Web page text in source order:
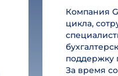
Компания
цикла,
поддержку
За время